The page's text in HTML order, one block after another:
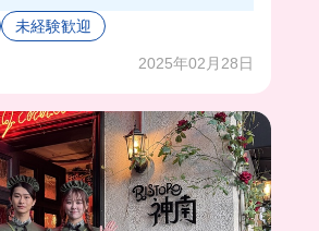
が使われてるよ^_−☆
未経験歓迎
2025年02月28日